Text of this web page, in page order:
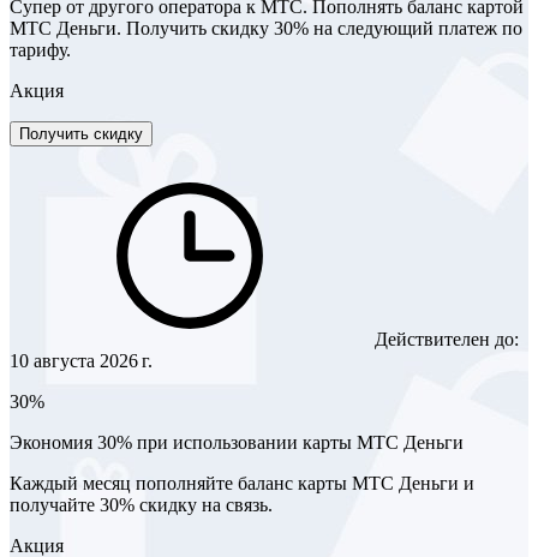
Супер от другого оператора к МТС. Пополнять баланс картой
МТС Деньги. Получить скидку 30% на следующий платеж по
тарифу.
Акция
Получить скидку
Действителен до:
10 августа 2026 г.
30%
Экономия 30% при использовании карты МТС Деньги
Каждый месяц пополняйте баланс карты МТС Деньги и
получайте 30% скидку на связь.
Акция